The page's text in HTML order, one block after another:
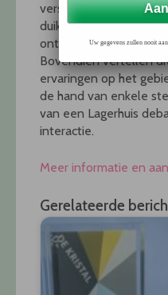
verslaggeving?
duiken we dieper in
ontwikkelingen met
Bovendien vertellen
ervaringen op het
de hand van enkele
van een Lagerhuis
interactie.
Meer informatie en
Gerelateerde
Uw gegevens zullen nooit